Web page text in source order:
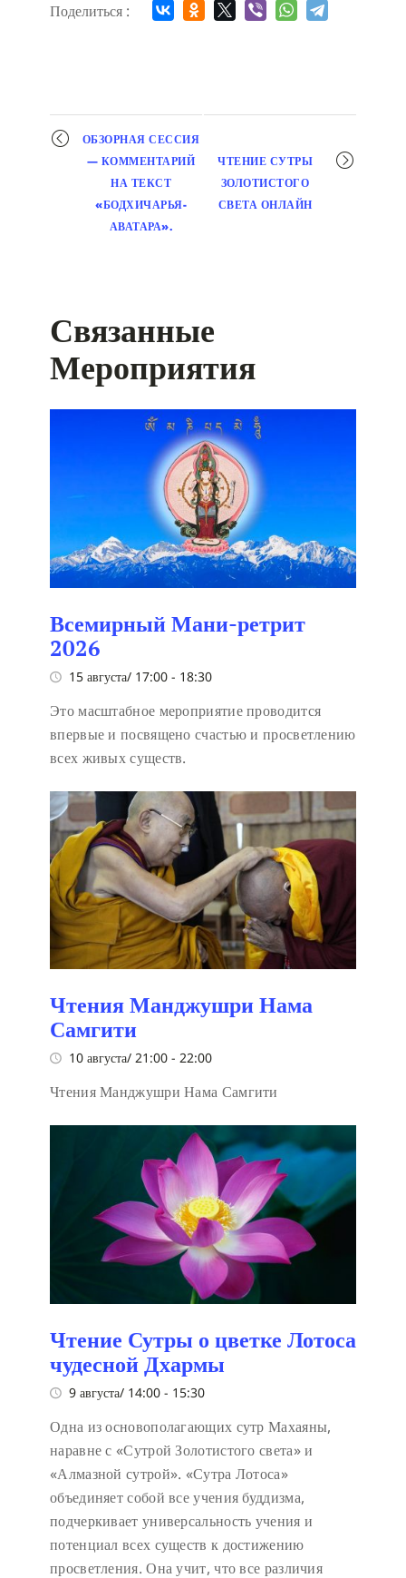
Поделиться :
Мероприятие
навигация
ОБЗОРНАЯ СЕССИЯ
— КОММЕНТАРИЙ
НА ТЕКСТ
«БОДХИЧАРЬЯ-
АВАТАРА».
ЧТЕНИЕ СУТРЫ
ЗОЛОТИСТОГО
СВЕТА ОНЛАЙН
Связанные
Мероприятия
Всемирный Мани-ретрит
2026
15 августа/ 17:00 - 18:30
Это масштабное мероприятие проводится
впервые и посвящено счастью и просветлению
всех живых существ.
Чтения Манджушри Нама
Самгити
10 августа/ 21:00 - 22:00
Чтения Манджушри Нама Самгити
Чтение Сутры о цветке Лотоса
чудесной Дхармы
9 августа/ 14:00 - 15:30
Одна из основополагающих сутр Махаяны,
наравне с «Сутрой Золотистого света» и
«Алмазной сутрой». «Сутра Лотоса»
объединяет собой все учения буддизма,
подчеркивает универсальность учения и
потенциал всех существ к достижению
просветления. Она учит, что все различия